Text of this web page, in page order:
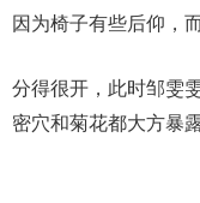
因为椅子有些后仰，
分得很开，此时邹雯
密穴和菊花都大方暴